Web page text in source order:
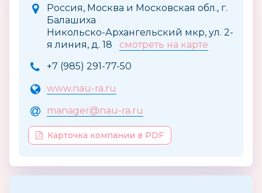
Россия, Москва и Московская обл., г.
Балашиха
Никольско-Архангельский мкр, ул. 2-
я линия, д. 18 смотреть на карте
+7 (985) 291-77-50
www.nau-ra.ru
manager@nau-ra.ru
Карточка компании в PDF